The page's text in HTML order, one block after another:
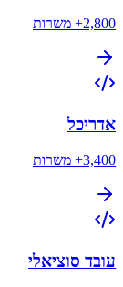
2,800+ משרות
אדריכל
3,400+ משרות
עובד סוציאלי